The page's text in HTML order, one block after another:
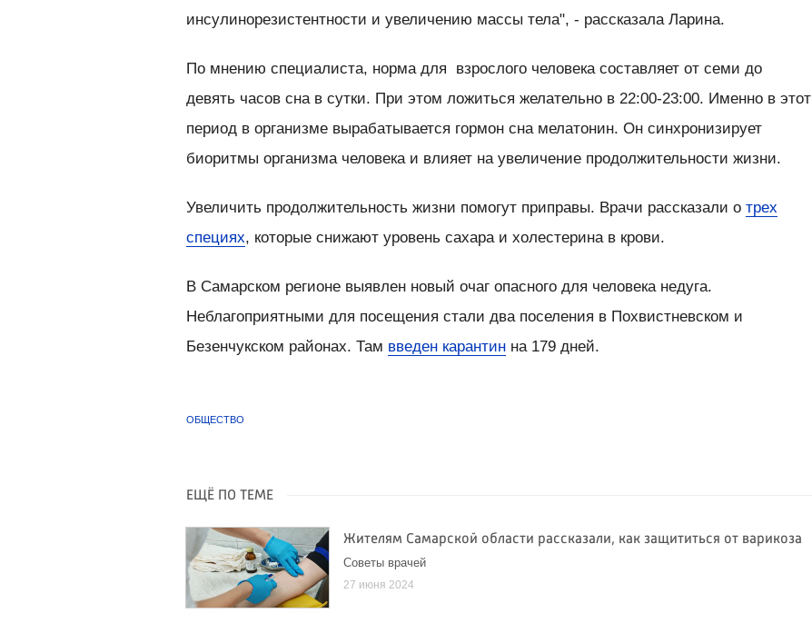
инсулинорезистентности и увеличению массы тела", - рассказала Ларина.
По мнению специалиста, норма для взрослого человека составляет от семи до
девять часов сна в сутки. При этом ложиться желательно в 22:00-23:00. Именно в этот
период в организме вырабатывается гормон сна мелатонин. Он синхронизирует
биоритмы организма человека и влияет на увеличение продолжительности жизни.
Увеличить продолжительность жизни помогут приправы. Врачи рассказали отрех
специях, которые снижают уровень сахара и холестерина в крови.
В Самарском регионе выявлен новый очаг опасного для человека недуга.
Неблагоприятными для посещения стали два поселения в Похвистневском и
Безенчукском районах. Там введен карантин на 179 дней.
ОБЩЕСТВО
ЕЩЁ ПО ТЕМЕ
Жителям Самарской области рассказали, как защититься от варикоза
Советы врачей
27 июня 2024